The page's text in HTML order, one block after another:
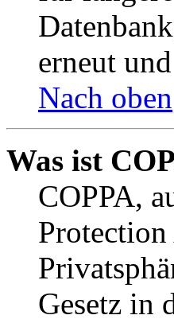
erneut
Nach oben
Was ist
COPPA,
Gesetz in